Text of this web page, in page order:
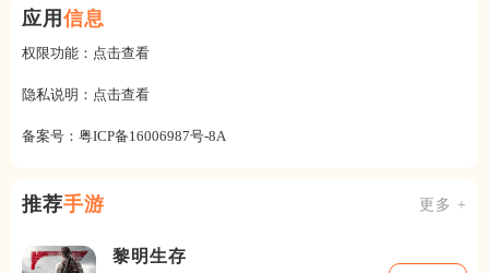
应用 信息
权限功能： 点击查看
隐私说明： 点击查看
备案号： 粤ICP备16006987号-8A
推荐手游 更多 +
黎明生存